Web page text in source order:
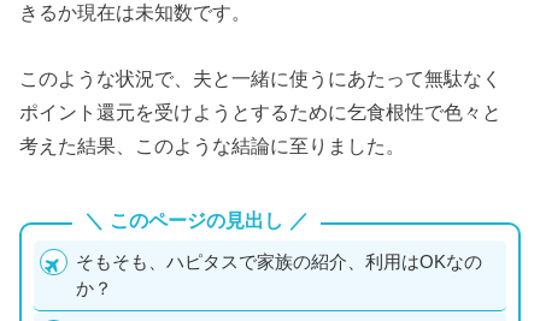
きるか現在は未知数です。
このような状況で、夫と一緒に使うにあたって無駄なく
ポイント還元を受けようとするために乞食根性で色々と
考えた結果、このような結論に至りました。
このページの見出し
そもそも、ハピタスで家族の紹介、利用はOKなの
か？